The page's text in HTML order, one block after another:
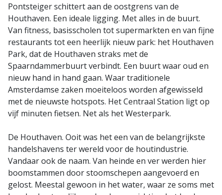
Pontsteiger schittert aan de oostgrens van de
Houthaven. Een ideale ligging. Met alles in de buurt.
Van fitness, basisscholen tot supermarkten en van fijne
restaurants tot een heerlijk nieuw park: het Houthaven
Park, dat de Houthaven straks met de
Spaarndammerbuurt verbindt. Een buurt waar oud en
nieuw hand in hand gaan. Waar traditionele
Amsterdamse zaken moeiteloos worden afgewisseld
met de nieuwste hotspots. Het Centraal Station ligt op
vijf minuten fietsen. Net als het Westerpark.
De Houthaven. Ooit was het een van de belangrijkste
handelshavens ter wereld voor de houtindustrie.
Vandaar ook de naam. Van heinde en ver werden hier
boomstammen door stoomschepen aangevoerd en
gelost. Meestal gewoon in het water, waar ze soms met